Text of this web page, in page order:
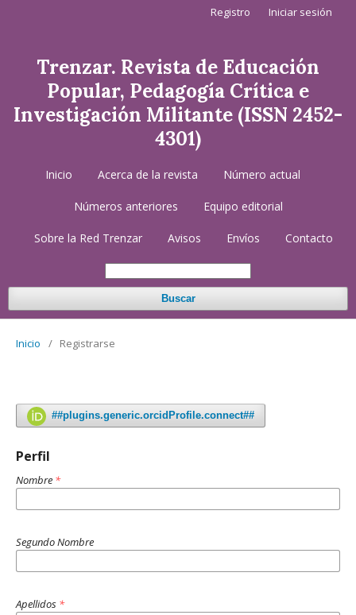
Trenzar. Revista de Educación
Popular, Pedagogía Crítica e
Investigación Militante (ISSN 2452-
4301)
Inicio Acerca de la revista Número actual
Números anteriores Equipo editorial
Sobre la Red Trenzar Avisos Envíos Contacto
Buscar
Registro Iniciar sesión
Inicio / Registrarse
##plugins.generic.orcidProfile.connect##
Perfil
Nombre *
Segundo Nombre
Apellidos *